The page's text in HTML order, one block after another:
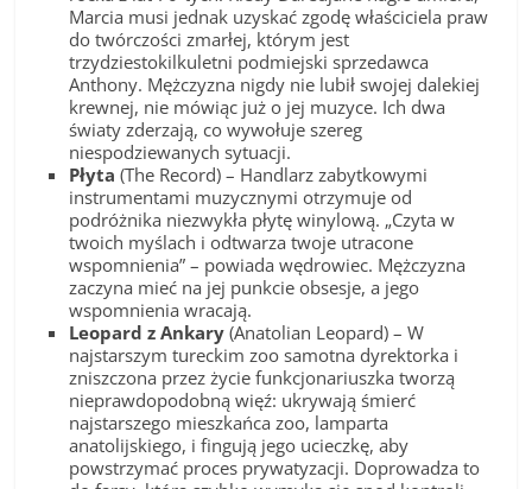
Marcia musi jednak uzyskać zgodę właściciela praw
do twórczości zmarłej, którym jest
trzydziestokilkuletni podmiejski sprzedawca
Anthony. Mężczyzna nigdy nie lubił swojej dalekiej
krewnej, nie mówiąc już o jej muzyce. Ich dwa
światy zderzają, co wywołuje szereg
niespodziewanych sytuacji.
Płyta (The Record) – Handlarz zabytkowymi
instrumentami muzycznymi otrzymuje od
podróżnika niezwykła płytę winylową. „Czyta w
twoich myślach i odtwarza twoje utracone
wspomnienia” – powiada wędrowiec. Mężczyzna
zaczyna mieć na jej punkcie obsesje, a jego
wspomnienia wracają.
Leopard z Ankary (Anatolian Leopard) – W
najstarszym tureckim zoo samotna dyrektorka i
zniszczona przez życie funkcjonariuszka tworzą
nieprawdopodobną więź: ukrywają śmierć
najstarszego mieszkańca zoo, lamparta
anatolijskiego, i fingują jego ucieczkę, aby
powstrzymać proces prywatyzacji. Doprowadza to